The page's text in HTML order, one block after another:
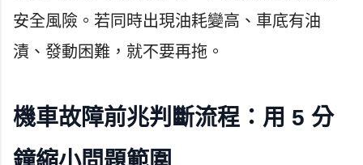
安全風險。若同時出現油耗變高、車底有油
漬、發動困難，就不要再拖。
機車故障前兆判斷流程：用 5 分